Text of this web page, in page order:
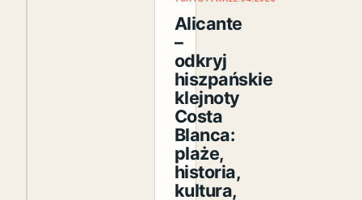
Alicante
–
odkryj
hiszpańskie
klejnoty
Costa
Blanca:
plaże,
historia,
kultura,